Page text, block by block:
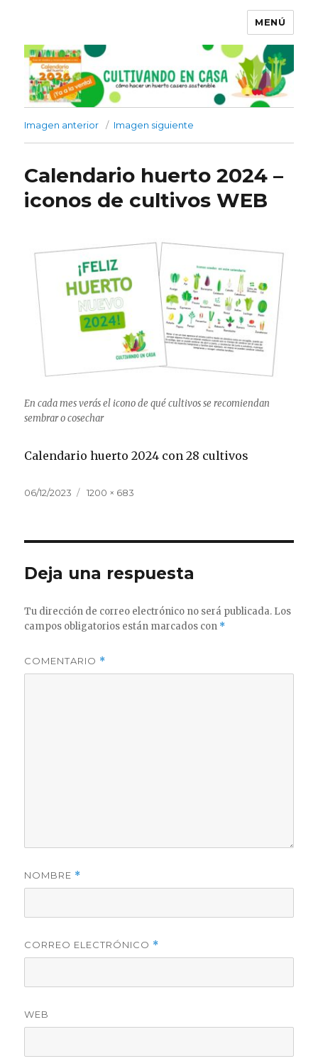
MENÚ
Imagen anterior Imagen siguiente
Calendario huerto 2024 –
iconos de cultivos WEB
En cada mes verás el icono de qué cultivos se recomiendan
sembrar o cosechar
Calendario huerto 2024 con 28 cultivos
Publicado
06/12/2023
Tamaño
1200 × 683
Deja una respuesta
Tu dirección de correo electrónico no será publicada. Los
campos obligatorios están marcados con *
COMENTARIO *
NOMBRE *
CORREO ELECTRÓNICO *
WEB